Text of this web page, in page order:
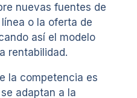
nuevas fuentes de
o la oferta de
así el modelo
rentabilidad.
la competencia es
adaptan a la